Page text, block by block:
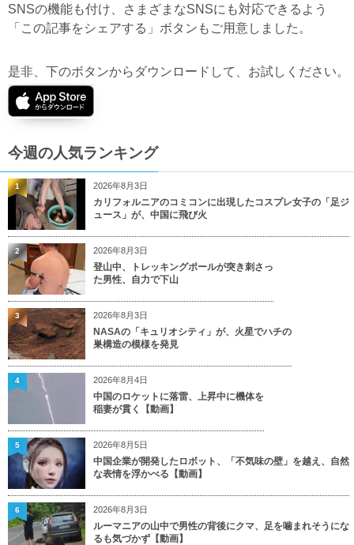
SNSの機能も付け、さまざまなSNSにも対応できるよう
「この記事をシェアする」ボタンもご用意しました。
是非、下のボタンからダウンロードして、お試しください。
今週の人気ランキング
2026年8月3日
カリフォルニアのコミコンに出現したコスプレ女子の「足ジ
ュース」が、中国に飛び火
1
2026年8月3日
登山中、トレッキングポールが突き刺さっ
た男性、自力で下山
2
2026年8月3日
NASAの「キュリオシティ」が、火星でハチの
巣構造の模様を発見
3
2026年8月4日
中国のロケットに落雷、上昇中に機体を
稲妻が貫く【動画】
4
2026年8月5日
中国企業が開発したロボット、「不気味の壁」を越え、自然
な表情を浮かべる【動画】
5
2026年8月3日
ルーマニアの山中で男性の背後にクマ、足を噛まれそうにな
るも気づかず【動画】
6